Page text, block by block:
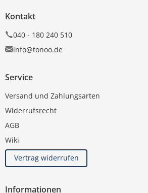
Kontakt
040 - 180 240 510
info@tonoo.de
Service
Versand und Zahlungsarten
Widerrufsrecht
AGB
Wiki
Vertrag widerrufen
Informationen